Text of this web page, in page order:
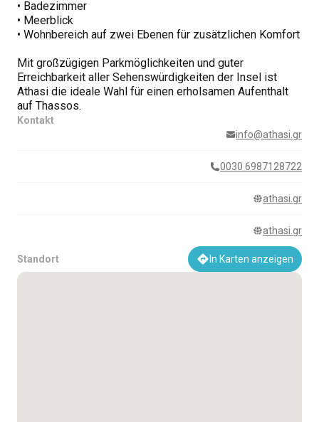
• Badezimmer
• Meerblick
• Wohnbereich auf zwei Ebenen für zusätzlichen Komfort
Mit großzügigen Parkmöglichkeiten und guter
Erreichbarkeit aller Sehenswürdigkeiten der Insel ist
Athasi die ideale Wahl für einen erholsamen Aufenthalt
auf Thassos.
Kontakt
info@athasi.gr
0030 6987128722
athasi.gr
athasi.gr
Standort In Karten anzeigen